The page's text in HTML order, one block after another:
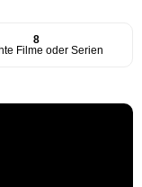
8
Filme oder Serien